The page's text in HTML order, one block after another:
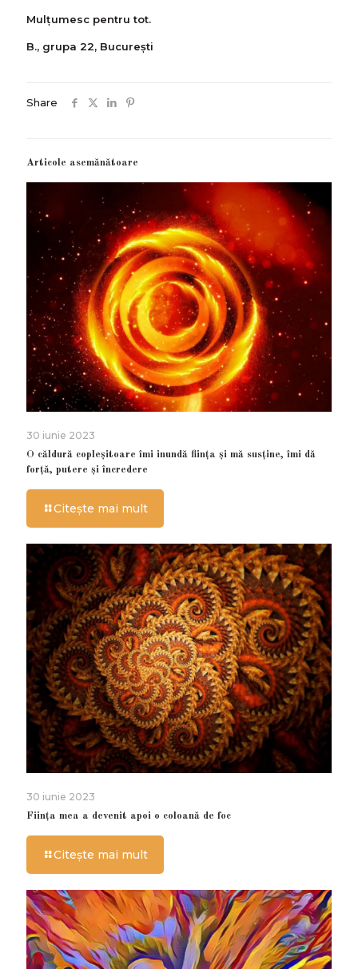
Mulţumesc pentru tot.
B., grupa 22, Bucureşti
Share
Articole asemănătoare
30 iunie 2023
O căldură copleșitoare îmi inundă ființa și mă susține, îmi dă
forță, putere și încredere
Citește mai mult
30 iunie 2023
Ființa mea a devenit apoi o coloană de foc
Citește mai mult